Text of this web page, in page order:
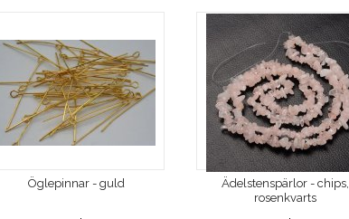
Öglepinnar - guld
Ädelstenspärlor - chips,
rosenkvarts